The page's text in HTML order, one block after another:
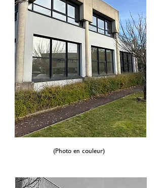
(Photo en couleur)